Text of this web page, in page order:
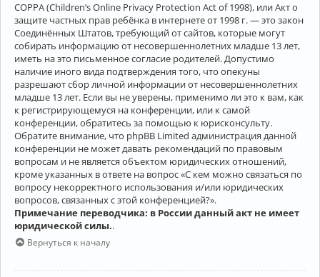
COPPA (Children’s Online Privacy Protection Act of 1998), или Акт о
защите частных прав ребёнка в интернете от 1998 г. — это закон
Соединённых Штатов, требующий от сайтов, которые могут
собирать информацию от несовершеннолетних младше 13 лет,
иметь на это письменное согласие родителей. Допустимо
наличие иного вида подтверждения того, что опекуны
разрешают сбор личной информации от несовершеннолетних
младше 13 лет. Если вы не уверены, применимо ли это к вам, как
к регистрирующемуся на конференции, или к самой
конференции, обратитесь за помощью к юрисконсульту.
Обратите внимание, что phpBB Limited администрация данной
конференции не может давать рекомендаций по правовым
вопросам и не является объектом юридических отношений,
кроме указанных в ответе на вопрос «С кем можно связаться по
вопросу некорректного использования и/или юридических
вопросов, связанных с этой конференцией?».
Примечание переводчика: в России данный акт не имеет
юридической силы..
Вернуться к началу